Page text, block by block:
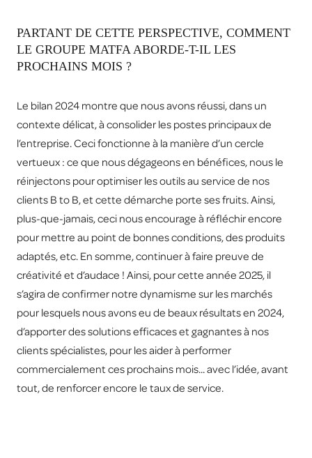
PARTANT DE CETTE PERSPECTIVE, COMMENT
LE GROUPE MATFA ABORDE-T-IL LES
PROCHAINS MOIS ?
Le bilan 2024 montre que nous avons réussi, dans un
contexte délicat, à consolider les postes principaux de
l’entreprise. Ceci fonctionne à la manière d’un cercle
vertueux : ce que nous dégageons en bénéfices, nous le
réinjectons pour optimiser les outils au service de nos
clients B to B, et cette démarche porte ses fruits. Ainsi,
plus-que-jamais, ceci nous encourage à réfléchir encore
pour mettre au point de bonnes conditions, des produits
adaptés, etc. En somme, continuer à faire preuve de
créativité et d’audace ! Ainsi, pour cette année 2025, il
s’agira de confirmer notre dynamisme sur les marchés
pour lesquels nous avons eu de beaux résultats en 2024,
d’apporter des solutions efficaces et gagnantes à nos
clients spécialistes, pour les aider à performer
commercialement ces prochains mois... avec l’idée, avant
tout, de renforcer encore le taux de service.